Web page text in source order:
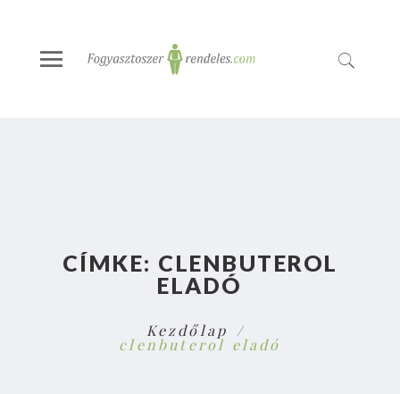
CÍMKE: CLENBUTEROL
ELADÓ
Kezdőlap
clenbuterol eladó